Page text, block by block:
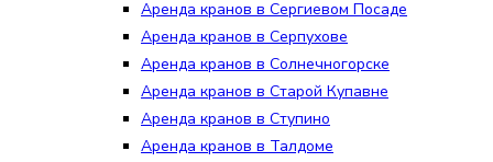
Аренда кранов в Сергиевом Посаде
Аренда кранов в Серпухове
Аренда кранов в Солнечногорске
Аренда кранов в Старой Купавне
Аренда кранов в Ступино
Аренда кранов в Талдоме